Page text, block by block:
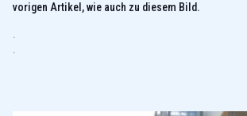
vorigen Artikel, wie auch zu diesem Bild.
.
.